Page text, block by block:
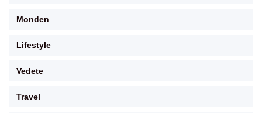
Monden
Lifestyle
Vedete
Travel